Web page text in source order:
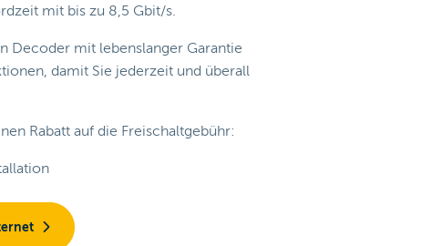
mit bis zu 8,5 Gbit/s.
Decoder mit lebenslanger Garantie
damit Sie jederzeit und überall
Rabatt auf die Freischaltgebühr: